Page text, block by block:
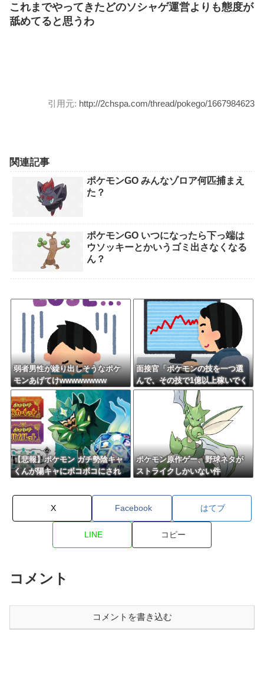
これまでやってきたどのソシャゲ運営よりも態度が
舐めてると思うわ
引用元: http://2chspa.com/thread/pokego/1667984623
関連記事
ポケモンGO みんなゾロア何匹捕まえ
た？
ポケモンGO いつになったら下っ端は
ウソッキーとかいうゴミ出さなくなる
ん？
弱者男性が繰り出しそうなポケ
モンあげてけwwwwwwww
面接官「ポケモンの技を一つ選
んで、その技で1億以上稼いでく
ださい」
【悲報】ポケモン ガチ勢陰キャ
くんが陽キャにボコボコにされ
ポケモン原作ゲー、野球ネタが
ストライクしかいない件
X Facebook はてブ
LINE コピー
コメント
コメントを書き込む